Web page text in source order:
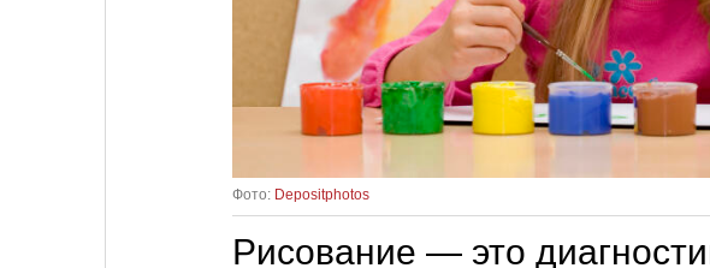
Фото: Depositphotos
Рисование — это